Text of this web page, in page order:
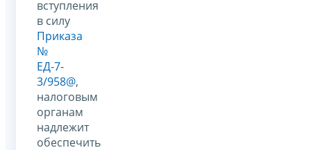
вступления
в силу
Приказа
№
ЕД-7-
3/958@,
налоговым
органам
надлежит
обеспечить